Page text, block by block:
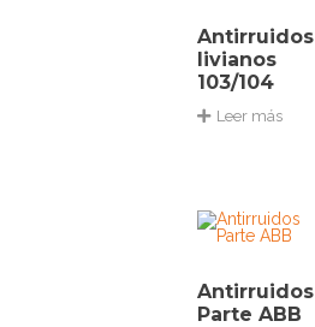
Antirruidos
livianos
103/104
Leer más
Antirruidos
Parte ABB